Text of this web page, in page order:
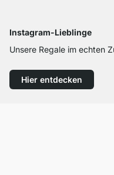
Instagram-Lieblinge
Unsere Regale im echten
Hier entdecken